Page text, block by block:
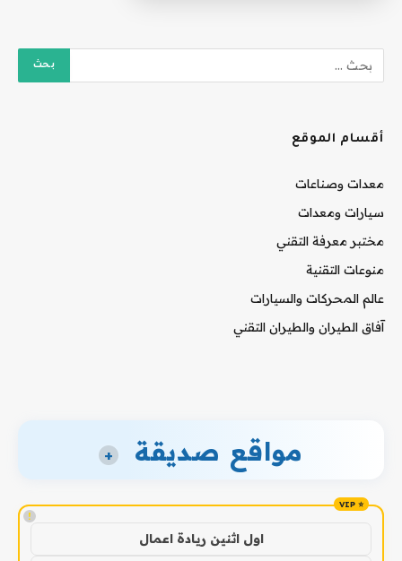
أقسام الموقع
معدات وصناعات
سيارات ومعدات
مختبر معرفة التقني
منوعات التقنية
عالم المحركات والسيارات
آفاق الطيران والطيران التقني
مواقع صديقة +
!
اول اثنين ريادة اعمال